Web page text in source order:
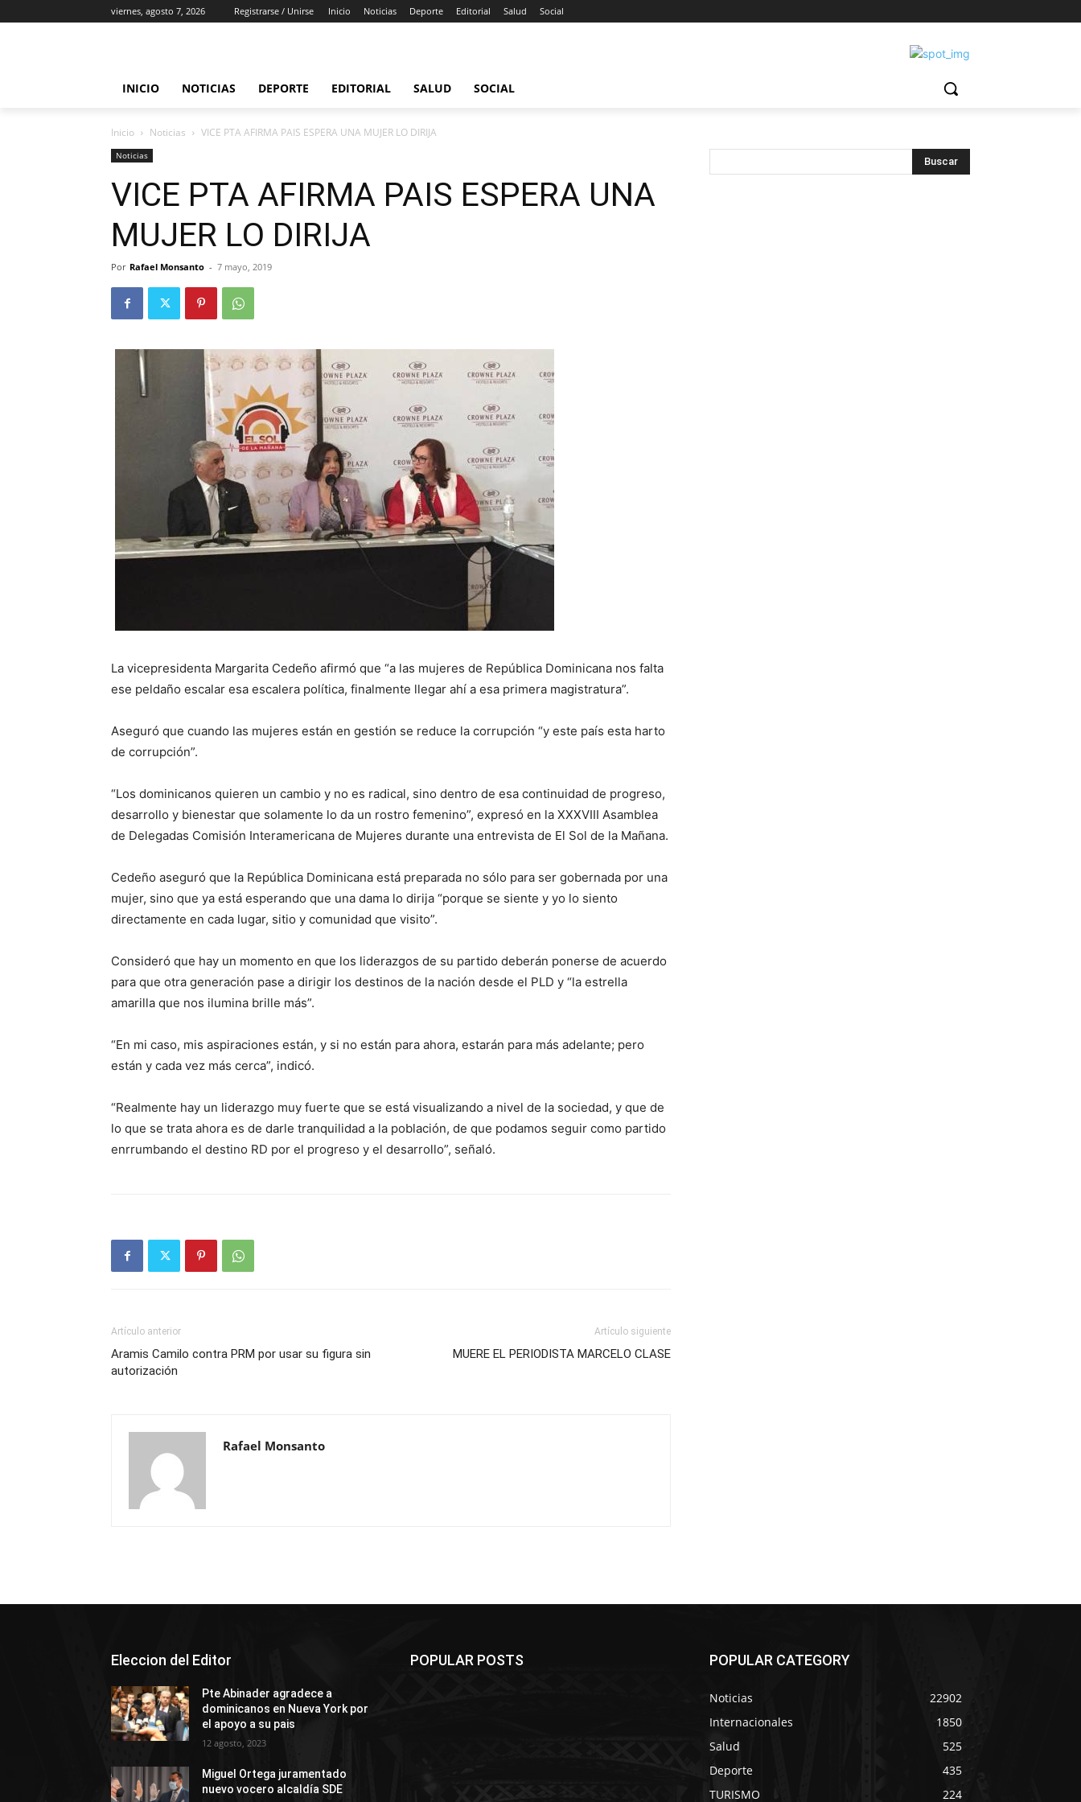
viernes, agosto 7, 2026 Registrarse / Unirse Inicio Noticias Deporte Editorial Salud Social
INICIO NOTICIAS DEPORTE EDITORIAL SALUD SOCIAL
Inicio Noticias VICE PTA AFIRMA PAIS ESPERA UNA MUJER LO DIRIJA
Noticias
VICE PTA AFIRMA PAIS ESPERA UNA
MUJER LO DIRIJA
Por Rafael Monsanto - 7 mayo, 2019
La vicepresidenta Margarita Cedeño afirmó que “a las mujeres de República Dominicana nos falta
ese peldaño escalar esa escalera política, finalmente llegar ahí a esa primera magistratura”.
Aseguró que cuando las mujeres están en gestión se reduce la corrupción “y este país esta harto
de corrupción”.
“Los dominicanos quieren un cambio y no es radical, sino dentro de esa continuidad de progreso,
desarrollo y bienestar que solamente lo da un rostro femenino”, expresó en la XXXVIII Asamblea
de Delegadas Comisión Interamericana de Mujeres durante una entrevista de El Sol de la Mañana.
Cedeño aseguró que la República Dominicana está preparada no sólo para ser gobernada por una
mujer, sino que ya está esperando que una dama lo dirija “porque se siente y yo lo siento
directamente en cada lugar, sitio y comunidad que visito”.
Consideró que hay un momento en que los liderazgos de su partido deberán ponerse de acuerdo
para que otra generación pase a dirigir los destinos de la nación desde el PLD y “la estrella
amarilla que nos ilumina brille más”.
“En mi caso, mis aspiraciones están, y si no están para ahora, estarán para más adelante; pero
están y cada vez más cerca”, indicó.
“Realmente hay un liderazgo muy fuerte que se está visualizando a nivel de la sociedad, y que de
lo que se trata ahora es de darle tranquilidad a la población, de que podamos seguir como partido
enrrumbando el destino RD por el progreso y el desarrollo”, señaló.
Artículo anterior
Aramis Camilo contra PRM por usar su figura sin
autorización
Artículo siguiente
MUERE EL PERIODISTA MARCELO CLASE
Rafael Monsanto
Eleccion del Editor
Pte Abinader agradece a
dominicanos en Nueva York por
el apoyo a su pais
12 agosto, 2023
Miguel Ortega juramentado
nuevo vocero alcaldía SDE
POPULAR POSTS POPULAR CATEGORY
Noticias
22902
Internacionales
1850
Salud
525
Deporte
435
TURISMO
224